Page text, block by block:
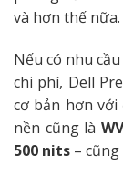
và hơn thế nữa.
Nếu có nhu
chi phí, Dell
cơ bản hơn
nền cũng là
500 nits –